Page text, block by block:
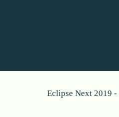
Eclipse Next 2019